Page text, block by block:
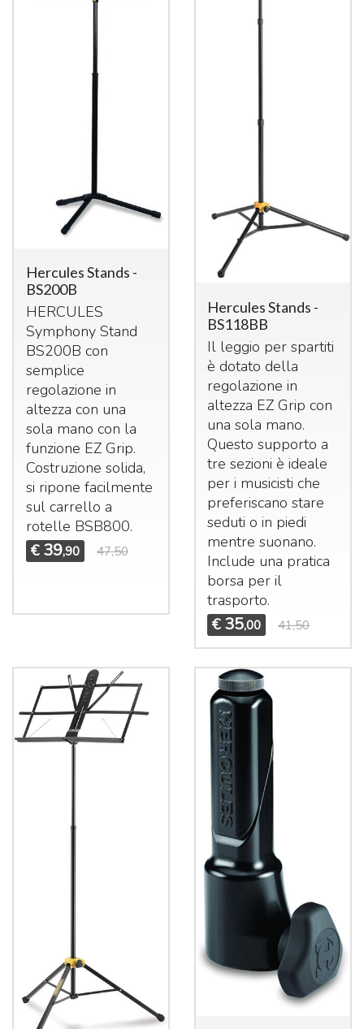
Hercules Stands -
BS200B
HERCULES
Symphony Stand
BS200B con
semplice
regolazione in
altezza con una
sola mano con la
funzione EZ Grip.
Costruzione solida,
si ripone facilmente
sul carrello a
rotelle BSB800.
€ 39,90 47,50
Hercules Stands -
BS118BB
Il leggio per spartiti
è dotato della
regolazione in
altezza EZ Grip con
una sola mano.
Questo supporto a
tre sezioni è ideale
per i musicisti che
preferiscano stare
seduti o in piedi
mentre suonano.
Include una pratica
borsa per il
trasporto.
€ 35,00 41,50